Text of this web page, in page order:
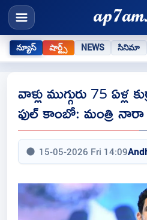
న్యూస్ షార్ట్స్ NEWS సినిమా
వాళ్లు ముగ్గురు 75 ఏళ్ల
ఫుల్ కాంబో: మంత్రి
15-05-2026 Fri 14:09